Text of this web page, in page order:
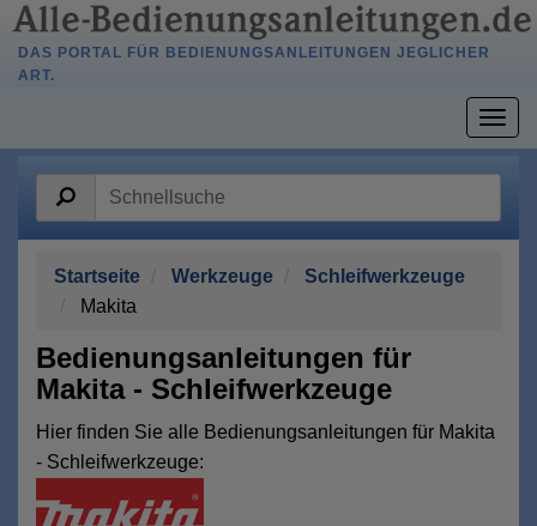
DAS PORTAL FÜR BEDIENUNGSANLEITUNGEN JEGLICHER
ART.
Startseite Werkzeuge
Schleifwerkzeuge
Makita
Bedienungsanleitungen für
Makita - Schleifwerkzeuge
Hier finden Sie alle Bedienungsanleitungen für Makita
- Schleifwerkzeuge: